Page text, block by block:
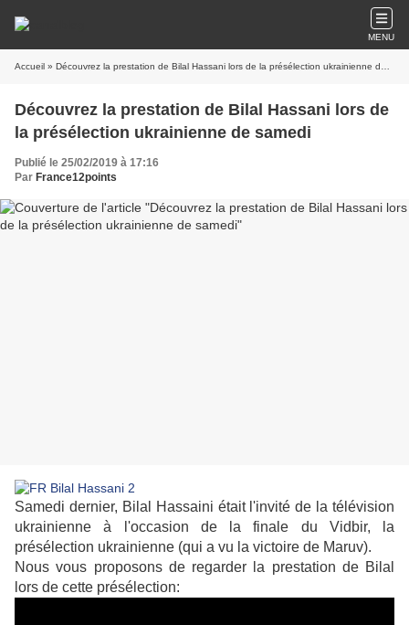
MENU
Accueil » Découvrez la prestation de Bilal Hassani lors de la présélection ukrainienne de samedi
Découvrez la prestation de Bilal Hassani lors de
la présélection ukrainienne de samedi
Publié le 25/02/2019 à 17:16
Par France12points
Samedi dernier, Bilal Hassaini était l'invité de la télévision
ukrainienne à l'occasion de la finale du Vidbir, la
présélection ukrainienne (qui a vu la victoire de Maruv).
Nous vous proposons de regarder la prestation de Bilal
lors de cette présélection: